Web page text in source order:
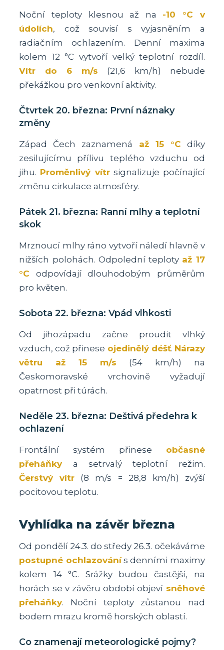
Noční teploty klesnou až na -10 °C v
údolích, což souvisí s vyjasněním a
radiačním ochlazením. Denní maxima
kolem 12 °C vytvoří velký teplotní rozdíl.
Vítr do 6 m/s (21,6 km/h) nebude
překážkou pro venkovní aktivity.
Čtvrtek 20. března: První náznaky
změny
Západ Čech zaznamená až 15 °C díky
zesilujícímu přílivu teplého vzduchu od
jihu. Proměnlivý vítrsignalizuje počínající
změnu cirkulace atmosféry.
Pátek 21. března: Ranní mlhy a teplotní
skok
Mrznoucí mlhy ráno vytvoří náledí hlavně v
nižších polohách. Odpolední teploty až 17
°C odpovídají dlouhodobým průměrům
pro květen.
Sobota 22. března: Vpád vlhkosti
Od jihozápadu začne proudit vlhký
vzduch, což přinese ojedinělý déšť. Nárazy
větru až 15 m/s (54 km/h) na
Českomoravské vrchovině vyžadují
opatrnost při túrách.
Neděle 23. března: Deštivá předehra k
ochlazení
Frontální systém přinese občasné
přeháňky a setrvalý teplotní režim.
Čerstvý vítr (8 m/s = 28,8 km/h) zvýší
pocitovou teplotu.
Vyhlídka na závěr března
Od pondělí 24.3. do středy 26.3. očekáváme
postupné ochlazovánís denními maximy
kolem 14 °C. Srážky budou častější, na
horách se v závěru období objeví sněhové
přeháňky. Noční teploty zůstanou nad
bodem mrazu kromě horských oblastí.
Co znamenají meteorologické pojmy?